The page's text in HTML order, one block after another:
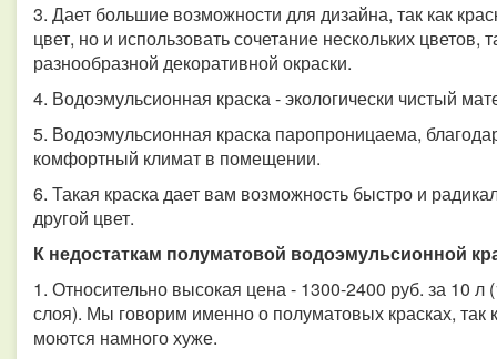
3. Дает большие возможности для дизайна, так как
цвет, но и использовать сочетание нескольких
разнообразной декоративной окраски.
4. Водоэмульсионная краска - экологически чистый
5. Водоэмульсионная краска паропроницаема,
комфортный климат в помещении.
6. Такая краска дает вам возможность быстро и
другой цвет.
К недостаткам полуматовой водоэмульсионной
1. Относительно высокая цена - 1300-2400 руб. за 10 л
слоя). Мы говорим именно о полуматовых красках, так
моются намного хуже.